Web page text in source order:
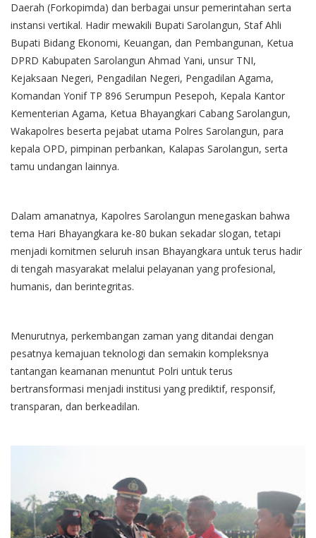
Daerah (Forkopimda) dan berbagai unsur pemerintahan serta
instansi vertikal. Hadir mewakili Bupati Sarolangun, Staf Ahli
Bupati Bidang Ekonomi, Keuangan, dan Pembangunan, Ketua
DPRD Kabupaten Sarolangun Ahmad Yani, unsur TNI,
Kejaksaan Negeri, Pengadilan Negeri, Pengadilan Agama,
Komandan Yonif TP 896 Serumpun Pesepoh, Kepala Kantor
Kementerian Agama, Ketua Bhayangkari Cabang Sarolangun,
Wakapolres beserta pejabat utama Polres Sarolangun, para
kepala OPD, pimpinan perbankan, Kalapas Sarolangun, serta
tamu undangan lainnya.
Dalam amanatnya, Kapolres Sarolangun menegaskan bahwa
tema Hari Bhayangkara ke-80 bukan sekadar slogan, tetapi
menjadi komitmen seluruh insan Bhayangkara untuk terus hadir
di tengah masyarakat melalui pelayanan yang profesional,
humanis, dan berintegritas.
Menurutnya, perkembangan zaman yang ditandai dengan
pesatnya kemajuan teknologi dan semakin kompleksnya
tantangan keamanan menuntut Polri untuk terus
bertransformasi menjadi institusi yang prediktif, responsif,
transparan, dan berkeadilan.